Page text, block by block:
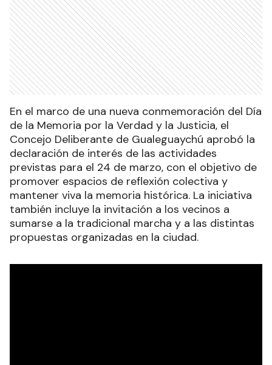
En el marco de una nueva conmemoración del Día
de la Memoria por la Verdad y la Justicia, el
Concejo Deliberante de Gualeguaychú aprobó la
declaración de interés de las actividades
previstas para el 24 de marzo, con el objetivo de
promover espacios de reflexión colectiva y
mantener viva la memoria histórica. La iniciativa
también incluye la invitación a los vecinos a
sumarse a la tradicional marcha y a las distintas
propuestas organizadas en la ciudad.